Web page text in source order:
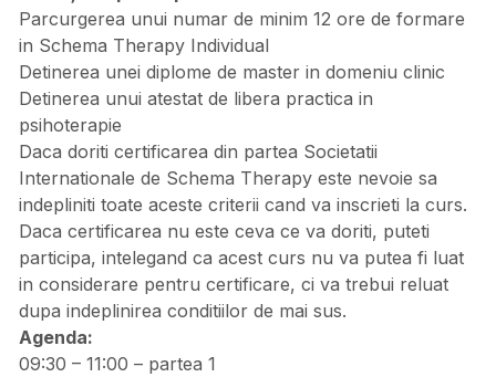
Parcurgerea unui numar de minim 12 ore de formare
in Schema Therapy Individual
Detinerea unei diplome de master in domeniu clinic
Detinerea unui atestat de libera practica in
psihoterapie
Daca doriti certificarea din partea Societatii
Internationale de Schema Therapy este nevoie sa
indepliniti toate aceste criterii cand va inscrieti la curs.
Daca certificarea nu este ceva ce va doriti, puteti
participa, intelegand ca acest curs nu va putea fi luat
in considerare pentru certificare, ci va trebui reluat
dupa indeplinirea conditiilor de mai sus.
Agenda:
09:30 – 11:00 – partea 1